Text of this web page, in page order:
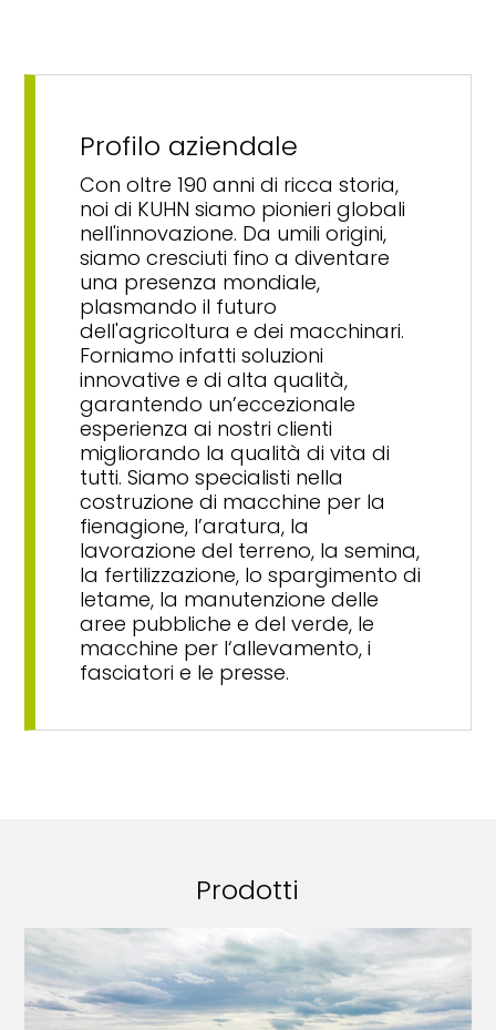
Profilo aziendale
Con oltre 190 anni di ricca storia,
noi di KUHN siamo pionieri globali
nell'innovazione. Da umili origini,
siamo cresciuti fino a diventare
una presenza mondiale,
plasmando il futuro
dell'agricoltura e dei macchinari.
Forniamo infatti soluzioni
innovative e di alta qualità,
garantendo un’eccezionale
esperienza ai nostri clienti
migliorando la qualità di vita di
tutti. Siamo specialisti nella
costruzione di macchine per la
fienagione, l’aratura, la
lavorazione del terreno, la semina,
la fertilizzazione, lo spargimento di
letame, la manutenzione delle
aree pubbliche e del verde, le
macchine per l‘allevamento, i
fasciatori e le presse.
Prodotti